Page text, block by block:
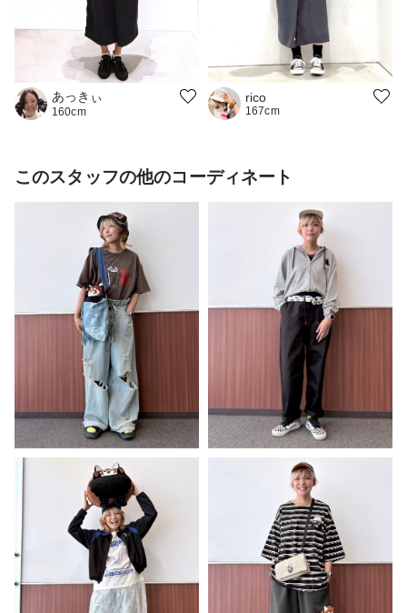
あっきぃ
160cm
rico
167cm
このスタッフの他のコーディネート